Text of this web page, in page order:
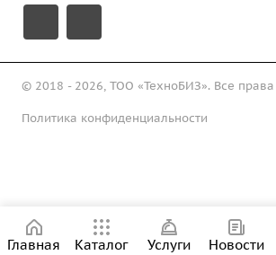
© 2018 - 2026, ТОО «ТехноБИЗ». Все
Политика конфиденциальности
Главная Каталог Услуги Новости